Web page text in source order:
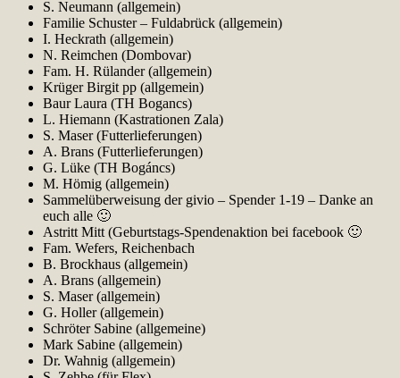
S. Neumann (allgemein)
Familie Schuster – Fuldabrück (allgemein)
I. Heckrath (allgemein)
N. Reimchen (Dombovar)
Fam. H. Rülander (allgemein)
Krüger Birgit pp (allgemein)
Baur Laura (TH Bogancs)
L. Hiemann (Kastrationen Zala)
S. Maser (Futterlieferungen)
A. Brans (Futterlieferungen)
G. Lüke (TH Bogáncs)
M. Hömig (allgemein)
Sammelüberweisung der givio – Spender 1-19 – Danke an
euch alle 🙂
Astritt Mitt (Geburtstags-Spendenaktion bei facebook 🙂
Fam. Wefers, Reichenbach
B. Brockhaus (allgemein)
A. Brans (allgemein)
S. Maser (allgemein)
G. Holler (allgemein)
Schröter Sabine (allgemeine)
Mark Sabine (allgemein)
Dr. Wahnig (allgemein)